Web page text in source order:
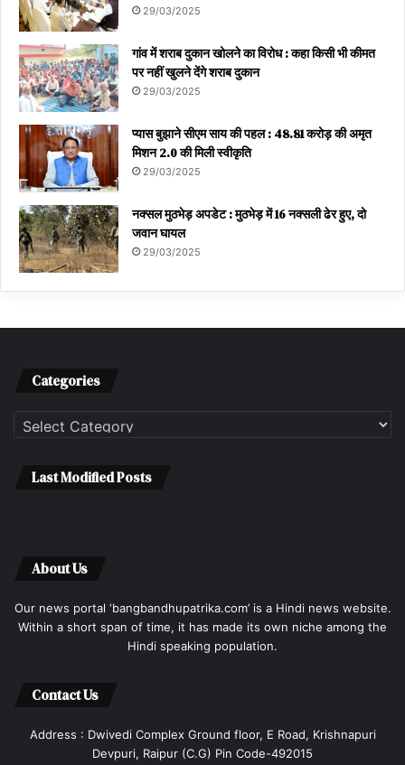
29/03/2025
गांव में शराब दुकान खोलने का विरोध : कहा किसी भी कीमत
पर नहीं खुलने देंगे शराब दुकान
29/03/2025
प्यास बुझाने सीएम साय की पहल : 48.81 करोड़ की अमृत
मिशन 2.0 की मिली स्वीकृति
29/03/2025
नक्सल मुठभेड़ अपडेट : मुठभेड़ में 16 नक्सली ढेर हुए, दो
जवान घायल
29/03/2025
Categories
Categories
Last Modified Posts
About Us
Our news portal ‘bangbandhupatrika.com’ is a Hindi news website.
Within a short span of time, it has made its own niche among the
Hindi speaking population.
Contact Us
Address : Dwivedi Complex Ground floor, E Road, Krishnapuri
Devpuri, Raipur (C.G) Pin Code-492015